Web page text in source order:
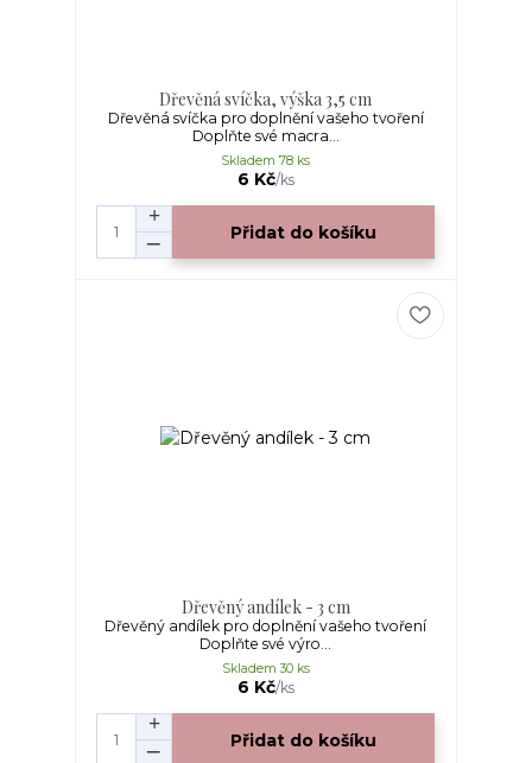
Dřevěná svíčka, výška 3,5 cm
Dřevěná svíčka pro doplnění vašeho tvoření
Doplňte své macra...
6 Kč/ks
Skladem 78 ks
Přidat do košíku
Dřevěný andílek - 3 cm
Dřevěný andílek pro doplnění vašeho tvoření
Doplňte své výro...
6 Kč/ks
Skladem 30 ks
Přidat do košíku